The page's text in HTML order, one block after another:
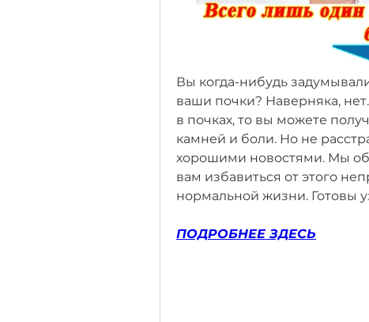
Вы когда-нибудь
ваши почки? Наверняка,
в почках, то вы можете
камней и боли. Но не
хорошими новостями. Мы
вам избавиться от этого
нормальной жизни. Готовы
ПОДРОБНЕЕ ЗДЕСЬ